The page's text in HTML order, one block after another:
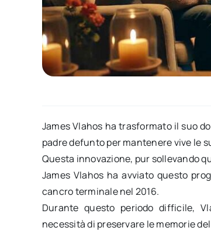
James Vlahos ha trasformato il suo
padre defunto per mantenere vive le
Questa innovazione, pur sollevando
James Vlahos ha avviato questo
cancro terminale nel 2016.
Durante questo periodo difficile,
necessità di preservare le memorie